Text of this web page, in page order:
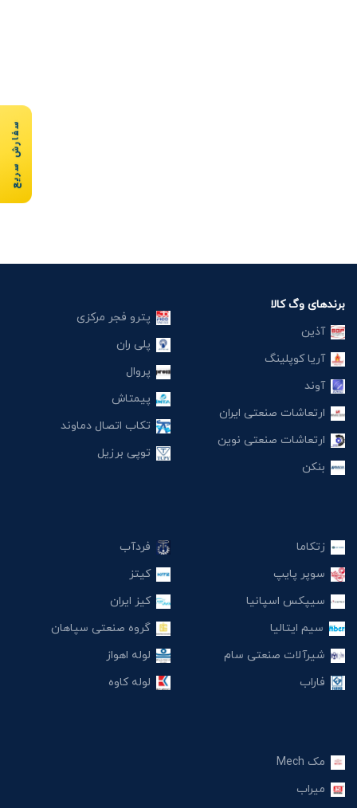
برندهای وگ کالا
آذین
آریا کوپلینگ
آوند
ارتعاشات صنعتی ایران
ارتعاشات صنعتی نوین
بنکن
پترو فجر مرکزی
پلی ران
پروال
پیمتاش
تکاب اتصال دماوند
توپی برزیل
زتکاما
سوپر پایپ
سیپکس اسپانیا
سیم ایتالیا
شیرآلات صنعتی سام
فاراب
فردآب
کیتز
کیز ایران
گروه صنعتی سپاهان
لوله اهواز
لوله کاوه
مک Mech
میراب
سفارش سریع